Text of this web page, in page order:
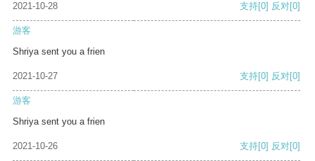
2021-10-28 支持[0] 反对[0]
游客
Shriya sent you a frien
2021-10-27 支持[0] 反对[0]
游客
Shriya sent you a frien
2021-10-26 支持[0] 反对[0]